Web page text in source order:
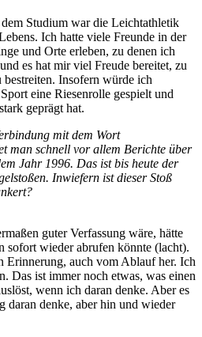
Studium war die Leichtathletik
Ich hatte viele Freunde in der
und Orte erleben, zu denen ich
es hat mir viel Freude bereitet, zu
Insofern würde ich
eine Riesenrolle gespielt und
geprägt hat.
mit dem Wort
man schnell vor allem Berichte über
Jahr 1996. Das ist bis heute der
Inwiefern ist dieser Stoß
guter Verfassung wäre, hätte
sofort wieder abrufen könnte (lacht).
Erinnerung, auch vom Ablauf her. Ich
Das ist immer noch etwas, was einen
wenn ich daran denke. Aber es
daran denke, aber hin und wieder